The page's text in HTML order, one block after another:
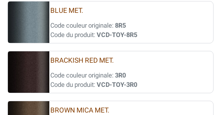
BLUE MET.
Code couleur originale: 8R5
Code du produit: VCD-TOY-8R5
BRACKISH RED MET.
Code couleur originale: 3R0
Code du produit: VCD-TOY-3R0
BROWN MICA MET.